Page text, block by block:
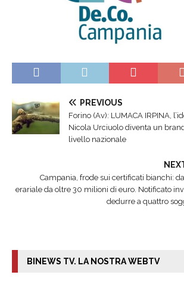
PREVIOUS
Forino (Av): LUMACA IRPINA,
Nicola Urciuolo diventa un
livello nazionale
Campania, frode sui certificati bianchi:
erariale da oltre 30 milioni di euro. Notificato
dedurre a quattro
BINEWS TV. LA NOSTRA WEBTV